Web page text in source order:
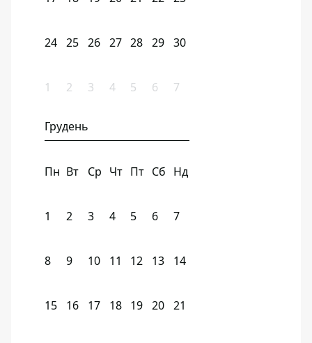
24 25 26 27 28 29 30
1 2 3 4 5 6 7
Грудень
Пн Вт Ср Чт Пт Сб Нд
1 2 3 4 5 6 7
8 9 10 11 12 13 14
15 16 17 18 19 20 21